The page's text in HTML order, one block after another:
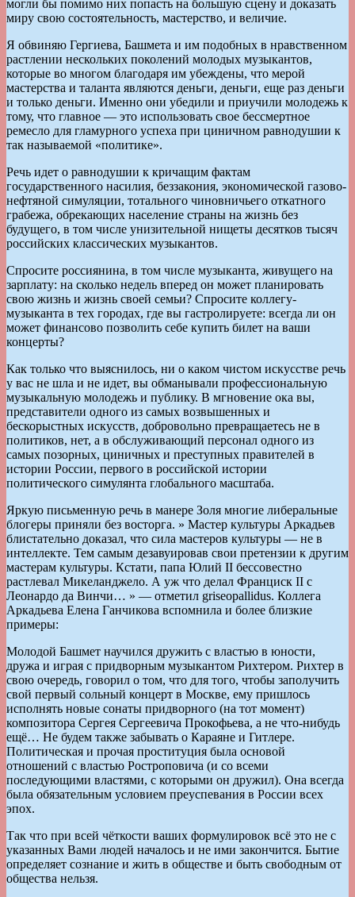
могли бы помимо них попасть на большую сцену и доказать
миру свою состоятельность, мастерство, и величие.
Я обвиняю Гергиева, Башмета и им подобных в нравственном
растлении нескольких поколений молодых музыкантов,
которые во многом благодаря им убеждены, что мерой
мастерства и таланта являются деньги, деньги, еще раз деньги
и только деньги. Именно они убедили и приучили молодежь к
тому, что главное — это использовать свое бессмертное
ремесло для гламурного успеха при циничном равнодушии к
так называемой «политике».
Речь идет о равнодушии к кричащим фактам
государственного насилия, беззакония, экономической газово-
нефтяной симуляции, тотального чиновничьего откатного
грабежа, обрекающих население страны на жизнь без
будущего, в том числе унизительной нищеты десятков тысяч
российских классических музыкантов.
Спросите россиянина, в том числе музыканта, живущего на
зарплату: на сколько недель вперед он может планировать
свою жизнь и жизнь своей семьи? Спросите коллегу-
музыканта в тех городах, где вы гастролируете: всегда ли он
может финансово позволить себе купить билет на ваши
концерты?
Как только что выяснилось, ни о каком чистом искусстве речь
у вас не шла и не идет, вы обманывали профессиональную
музыкальную молодежь и публику. В мгновение ока вы,
представители одного из самых возвышенных и
бескорыстных искусств, добровольно превращаетесь не в
политиков, нет, а в обслуживающий персонал одного из
самых позорных, циничных и преступных правителей в
истории России, первого в российской истории
политического симулянта глобального масштаба.
Яркую письменную речь в манере Золя многие либеральные
блогеры приняли без восторга. » Мастер культуры Аркадьев
блистательно доказал, что сила мастеров культуры — не в
интеллекте. Тем самым дезавуировав свои претензии к другим
мастерам культуры. Кстати, папа Юлий II бессовестно
растлевал Микеланджело. А уж что делал Франциск II с
Леонардо да Винчи… » — отметил griseopallidus. Коллега
Аркадьева Елена Ганчикова вспомнила и более близкие
примеры:
Молодой Башмет научился дружить с властью в юности,
дружа и играя с придворным музыкантом Рихтером. Рихтер в
свою очередь, говорил о том, что для того, чтобы заполучить
свой первый сольный концерт в Москве, ему пришлось
исполнять новые сонаты придворного (на тот момент)
композитора Сергея Сергеевича Прокофьева, а не что-нибудь
ещё… Не будем также забывать о Караяне и Гитлере.
Политическая и прочая проституция была основой
отношений с властью Ростроповича (и со всеми
последующими властями, с которыми он дружил). Она всегда
былa обязательным условием преуспевания в России всех
эпох.
Так что при всей чёткости ваших формулировок всё это не с
указанных Вами людей началось и не ими закончится. Бытие
определяет сознание и жить в обществе и быть свободным от
общества нельзя.